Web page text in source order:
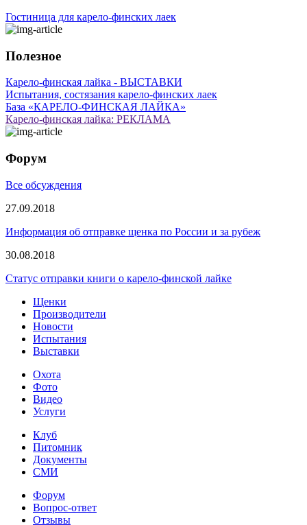
Гостиница для карело-финских лаек
Полезное
Карело-финская лайка - ВЫСТАВКИ
Испытания, состязания карело-финских лаек
База «КАРЕЛО-ФИНСКАЯ ЛАЙКА»
Карело-финская лайка: РЕКЛАМА
Форум
Все обсуждения
27.09.2018
Информация об отправке щенка по России и за рубеж
30.08.2018
Статус отправки книги о карело-финской лайке
Щенки
Производители
Новости
Испытания
Выставки
Охота
Фото
Видео
Услуги
Клуб
Питомник
Документы
СМИ
Форум
Вопрос-ответ
Отзывы